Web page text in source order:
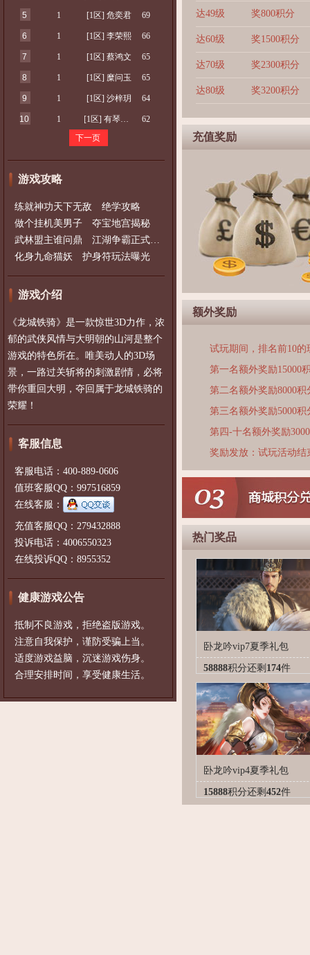
5 1 [1区] 危奕君 69
6 1 [1区] 李荣熙 66
7 1 [1区] 蔡鸿文 65
8 1 [1区] 糜问玉 65
9 1 [1区] 沙梓玥 64
10 1 [1区] 有琴听枫
62
下一页
游戏攻略
练就神功天下无敌 绝学攻略
做个挂机美男子 夺宝地宫揭秘
武林盟主谁问鼎 江湖争霸正式开启
化身九命猫妖 护身符玩法曝光
游戏介绍
《龙城铁骑》是一款惊世3D力作，浓
郁的武侠风情与大明朝的山河是整个
游戏的特色所在。唯美动人的3D场
景，一路过关斩将的刺激剧情，必将
带你重回大明，夺回属于龙城铁骑的
荣耀！
客服信息
客服电话：400-889-0606
值班客服QQ：997516859
在线客服：
充值客服QQ：279432888
投诉电话：4006550323
在线投诉QQ：8955352
健康游戏公告
抵制不良游戏，拒绝盗版游戏。
注意自我保护，谨防受骗上当。
适度游戏益脑，沉迷游戏伤身。
合理安排时间，享受健康生活。
达49级 奖800积分
达60级 奖1500积分
达70级 奖2300积分
达80级 奖3200积分
充值奖励
额外奖励
试玩期间，排名前10
第一名额外奖励15000
第二名额外奖励8000积
第三名额外奖励5000积
第四-十名额外奖励
奖励发放：试玩活动
热门奖品
卧龙吟vip7夏季礼包
58888积分还剩 174件
卧龙吟vip4夏季礼包
15888积分还剩 452件